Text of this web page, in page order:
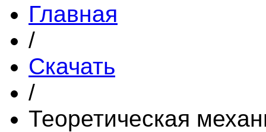
Главная
/
Скачать
/
Теоретическая